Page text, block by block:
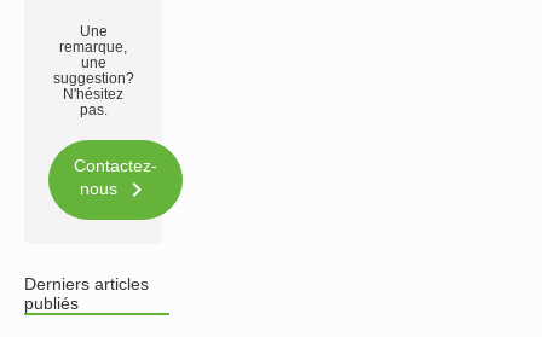
Une
remarque,
une
suggestion?
N'hésitez
pas.
Contactez-
nous

Derniers articles
publiés